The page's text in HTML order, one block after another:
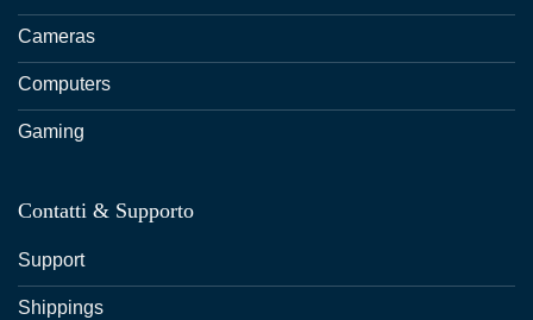
Cameras
Computers
Gaming
Contatti & Supporto
Support
Shippings